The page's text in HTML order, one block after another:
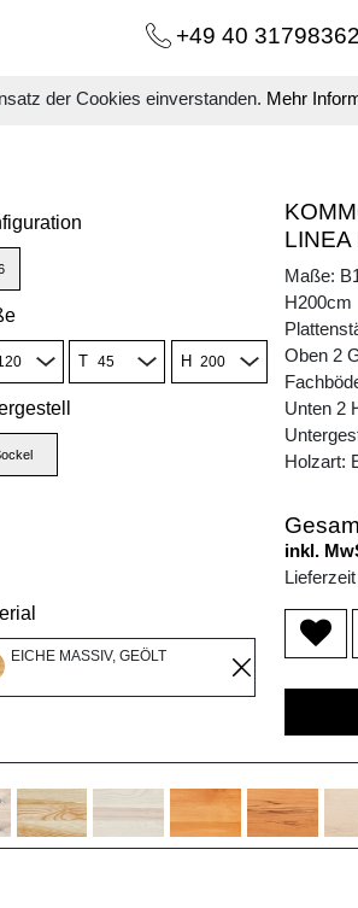
der Cookies einverstanden. Mehr
+49 40 31798362
T H
EICHE MASSIV, GEÖLT
LINEA
Maße:
H200cm
Oben 2
Unten 2
Holzart:
inkl.